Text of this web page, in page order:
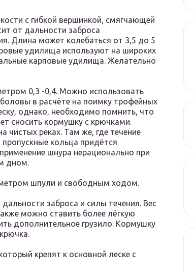
с гибкой вершинкой, смягчающей
от дальности заброса
Длина может колебаться от 3,5 до 5
удилища используют на широких
карповые удилища. Желательно
0,3 -0,4. Можно использовать
в расчёте на поимку трофейных
однако, необходимо помнить, что
сносить кормушку с крючками.
чистых реках. Там же, где течение
кольца придётся
шнура нерационально при
дном.
шпули и свободным ходом.
заброса и силы течения. Вес
можно ставить более лёгкую
дополнительное грузило. Кормушку
крепят к основной леске с